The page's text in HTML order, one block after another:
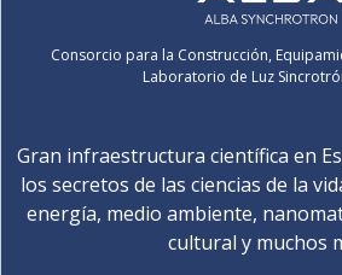
Consorcio para la Construcción,
Laboratorio de Luz
Gran infraestructura científica en
los secretos de las ciencias de la
energía, medio ambiente,
cultural y muchos